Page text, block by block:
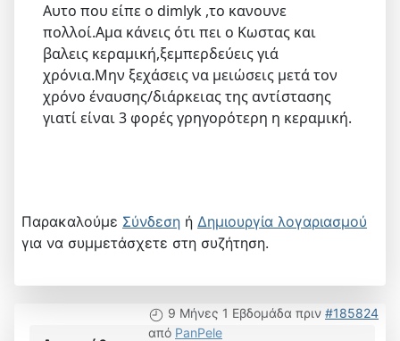
Αυτο που είπε ο dimlyk ,το κανουνε
πολλοί.Αμα κάνεις ότι πει ο Κωστας και
βαλεις κεραμική,ξεμπερδεύεις γιά
χρόνια.Μην ξεχάσεις να μειώσεις μετά τον
χρόνο έναυσης/διάρκειας της αντίστασης
γιατί είναι 3 φορές γρηγορότερη η κεραμική.
Παρακαλούμε Σύνδεση ή Δημιουργία λογαριασμού
για να συμμετάσχετε στη συζήτηση.
9 Μήνες 1 Εβδομάδα πριν #185824
από PanPele